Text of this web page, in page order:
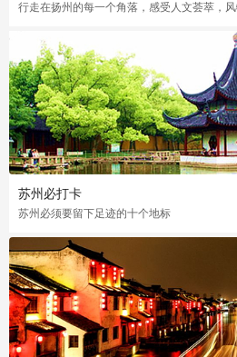
苏州必打卡
苏州必须要留下足迹的十个地标